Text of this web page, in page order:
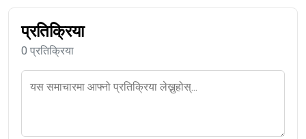
प्रतिक्रिया
0 प्रतिक्रिया